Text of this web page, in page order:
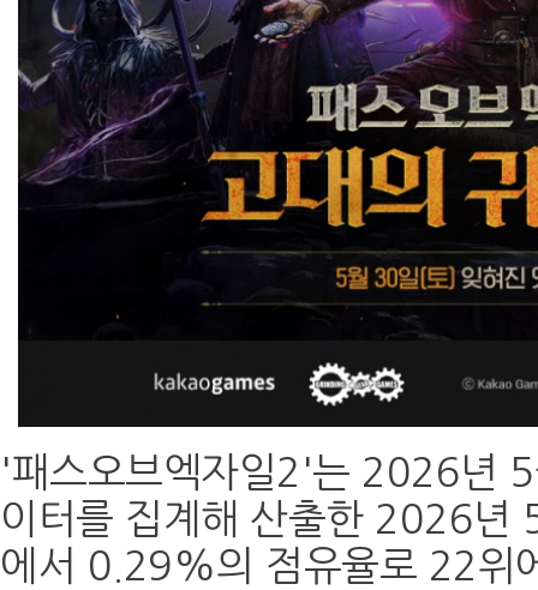
'패스오브엑자일2'는 2026년
이터를 집계해 산출한 2026년
에서 0.29%의 점유율로 22위